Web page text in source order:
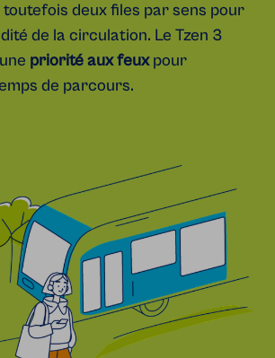
deux files par sens pour
de la circulation. Le Tzen 3
priorité aux feuxpour
de parcours.